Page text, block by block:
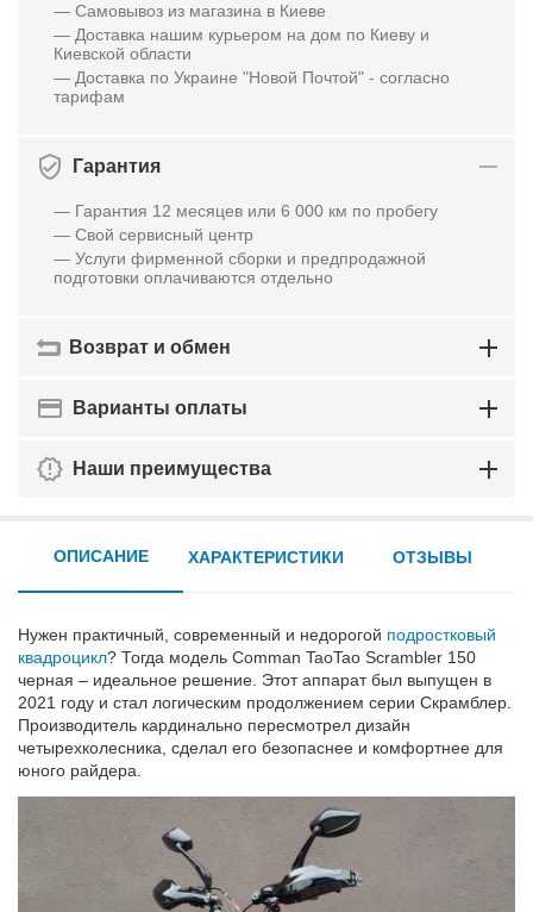
— Самовывоз из магазина в Киеве
— Доставка нашим курьером на дом по Киеву и
Киевской области
— Доставка по Украине "Новой Почтой" - согласно
тарифам
Гарантия
— Гарантия 12 месяцев или 6 000 км по пробегу
— Свой сервисный центр
— Услуги фирменной сборки и предпродажной
подготовки оплачиваются отдельно
Возврат и обмен
Варианты оплаты
Наши преимущества
ОПИСАНИЕ
Нужен практичный, современный и недорогой подростковый
квадроцикл? Тогда модель Comman TaoTao Scrambler 150
черная – идеальное решение. Этот аппарат был выпущен в
2021 году и стал логическим продолжением серии Скрамблер.
Производитель кардинально пересмотрел дизайн
четырехколесника, сделал его безопаснее и комфортнее для
юного райдера.
ХАРАКТЕРИСТИКИ ОТЗЫВЫ